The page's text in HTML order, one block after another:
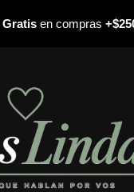
Gratisen compras